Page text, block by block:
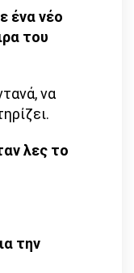
ένα νέο
του
να
λες το
την